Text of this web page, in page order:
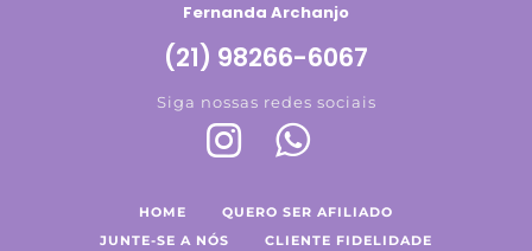
Fernanda Archanjo
(21) 98266-6067
Siga nossas redes sociais
HOME
QUERO SER AFILIADO
JUNTE-SE A NÓS
CLIENTE FIDELIDADE